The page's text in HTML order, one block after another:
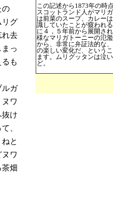
の
リグ
れ去
っ
も
ガ
ワ
抜け
、
と
ワ
畑
この記述から1873年の時
スコットランド人がマリ
は前菜のスープ、カレー
識していたことが窺われ
に４，５年前から展開さ
様なマリガトーニーの氾
から、非常に弁証法的な
の楽しい変化だ、という
ます。ムリグッタンは泣
ど。